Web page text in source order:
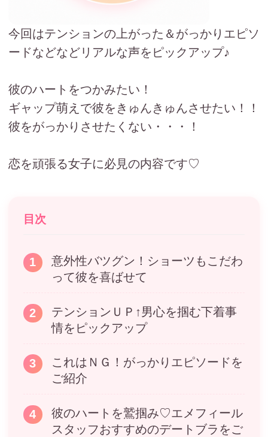
今回はテンションの上がった＆がっかりエピソ
ードなどなどリアルな声をピックアップ♪
彼のハートをつかみたい！
ギャップ萌えで彼をきゅんきゅんさせたい！！
彼をがっかりさせたくない・・・！
恋を頑張る女子に必見の内容です♡
目次
意外性バツグン！ショーツもこだわ
って彼を喜ばせて
テンションＵＰ↑男心を掴む下着事
情をピックアップ
これはＮＧ！がっかりエピソードを
ご紹介
彼のハートを鷲掴み♡エメフィール
スタッフおすすめのデートブラをご